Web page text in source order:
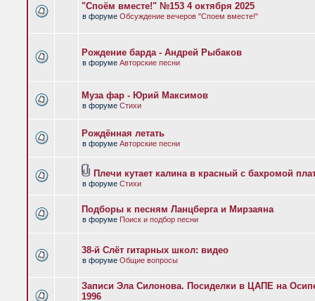
"Споём вместе!" №153 4 октября 2025
в форуме Обсуждение вечеров "Споем вместе!"
Рождение барда - Андрей Рыбаков
в форуме Авторские песни
Муза фар - Юрий Максимов
в форуме Стихи
Рождённая летать
в форуме Авторские песни
Плечи кутает калина в красный с бахромой
в форуме Стихи
Подборы к песням Ланцберга и Мирзаяна
в форуме Поиск и подбор песни
38-й Слёт гитарных школ: видео
в форуме Общие вопросы
Записи Эла Силонова. Посиделки в ЦАПЕ на
1996